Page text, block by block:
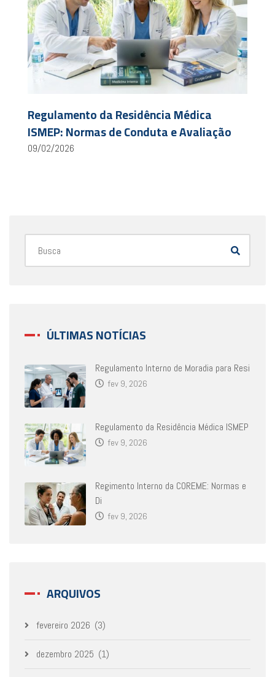
Regulamento da Residência Médica
ISMEP: Normas de Conduta e Avaliação
09/02/2026
ÚLTIMAS NOTÍCIAS
Regulamento Interno de Moradia para Resi
fev 9, 2026
Regulamento da Residência Médica ISMEP
fev 9, 2026
Regimento Interno da COREME: Normas e
Di
fev 9, 2026
ARQUIVOS
fevereiro 2026 (3)
dezembro 2025 (1)